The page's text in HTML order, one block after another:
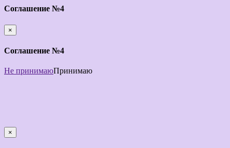
Соглашение №4
×
закрыть
Соглашение №4
Не принимаюПринимаю
×
закрыть